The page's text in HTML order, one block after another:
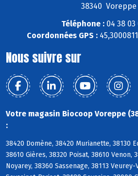
38340 Voreppe
Téléphone : 04 38 03
Coordonnées GPS :
Nous suivre sur
Votre magasin Biocoop Voreppe
:
38420 Domène, 38420 Murianette, 38130
38610 Gières, 38320 Poisat, 38610 Venon,
Noyarey, 38360 Sassenage, 38113 Veurey-